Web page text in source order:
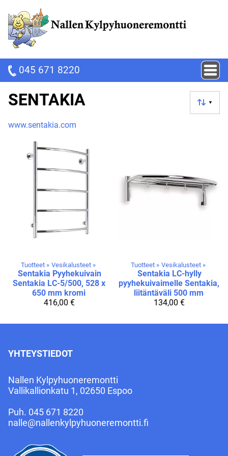
045 671 8220
▼
SENTAKIA
www.sentakia.com
Tuotteet ‪» Vesikalusteet ‪»
Sentakia Pyyhekuivain
Sentakia LC-5/500, 528 x
650 mm kromi
416,00 €
Tuotteet ‪» Vesikalusteet ‪»
Sentakia LC-hylly
pyyhekuivaimelle Sentakia,
liitäntäväli 500 mm
134,00 €
YHTEYSTIEDOT
Nallen Kylpyhuoneremontti
Vallikallionkatu 1, 02650 Espoo
Puh. 045 671 8220
nalle@nallenkylpyhuoneremontti.fi